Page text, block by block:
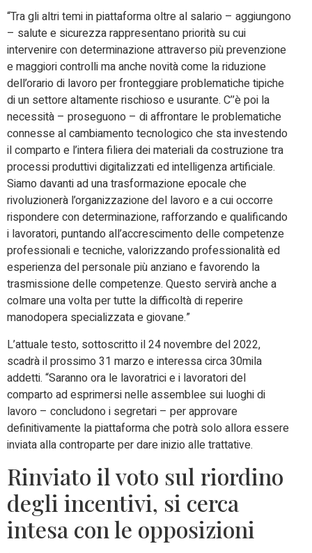
“Tra gli altri temi in piattaforma oltre al salario – aggiungono
– salute e sicurezza rappresentano priorità su cui
intervenire con determinazione attraverso più prevenzione
e maggiori controlli ma anche novità come la riduzione
dell’orario di lavoro per fronteggiare problematiche tipiche
di un settore altamente rischioso e usurante. C’’è poi la
necessità – proseguono – di affrontare le problematiche
connesse al cambiamento tecnologico che sta investendo
il comparto e l’intera filiera dei materiali da costruzione tra
processi produttivi digitalizzati ed intelligenza artificiale.
Siamo davanti ad una trasformazione epocale che
rivoluzionerà l’organizzazione del lavoro e a cui occorre
rispondere con determinazione, rafforzando e qualificando
i lavoratori, puntando all’accrescimento delle competenze
professionali e tecniche, valorizzando professionalità ed
esperienza del personale più anziano e favorendo la
trasmissione delle competenze. Questo servirà anche a
colmare una volta per tutte la difficoltà di reperire
manodopera specializzata e giovane.”
L’attuale testo, sottoscritto il 24 novembre del 2022,
scadrà il prossimo 31 marzo e interessa circa 30mila
addetti. “Saranno ora le lavoratrici e i lavoratori del
comparto ad esprimersi nelle assemblee sui luoghi di
lavoro – concludono i segretari – per approvare
definitivamente la piattaforma che potrà solo allora essere
inviata alla controparte per dare inizio alle trattative.
Rinviato il voto sul riordino
degli incentivi, si cerca
intesa con le opposizioni